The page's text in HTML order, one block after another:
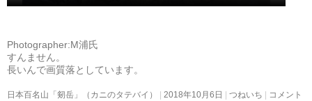
Photographer:M浦氏
すんません。
長いんで画質落としています。
日本百名山「剱岳」（カニのタテバイ） 2018年10月6日 つねいち
コメント